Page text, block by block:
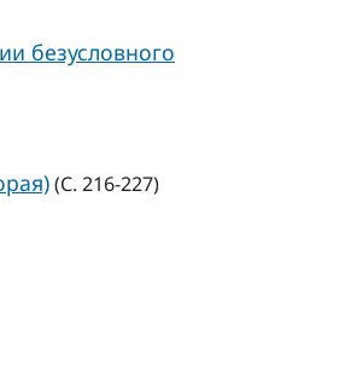
безусловного
(С. 216-227)